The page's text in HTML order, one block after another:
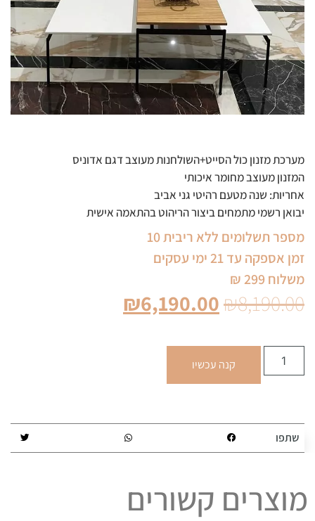
שתפו
מערכת מזנון כול הסייט+השולחנות מעוצב דגם אדוניס
המזנון מעוצב מחומר איכותי
אחריות: שנה מטעם רהיטי גני אביב
יבואן רשמי מתמחים ביצור הריהוט בהתאמה אישית
מספר תשלומים ללא ריבית 10
זמן אספקה עד 21 ימי עסקים
משלוח 299 ₪
₪8,190.00
₪6,190.00
קנה עכשיו
מוצרים קשורים